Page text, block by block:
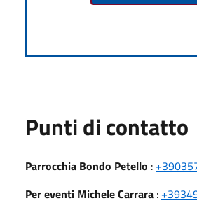
Punti di contatto
Parrocchia Bondo Petello :
Per eventi Michele Carrara :